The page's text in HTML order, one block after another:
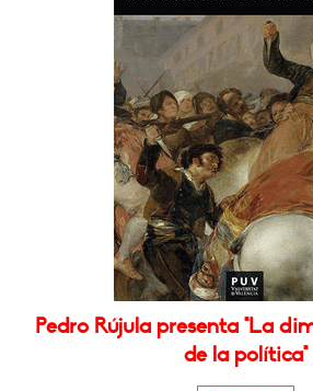
Pedro Rújula presenta "La
de la política"